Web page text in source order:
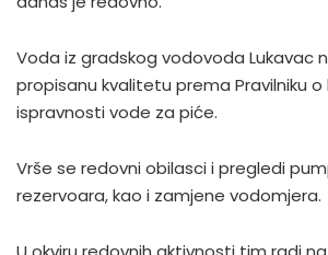
Voda iz gradskog vodovoda Lukavac
propisanu kvalitetu prema Pravilniku o
ispravnosti vode za piće.
Vrše se redovni obilasci i pregledi
rezervoara, kao i zamjene vodomjera.